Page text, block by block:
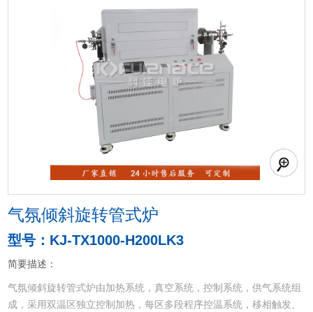
气氛倾斜旋转管式炉
型号：KJ-TX1000-H200LK3
简要描述：
气氛倾斜旋转管式炉由加热系统，真空系统，控制系统，供气系统组
成，采用双温区独立控制加热，每区多段程序控温系统，移相触发、